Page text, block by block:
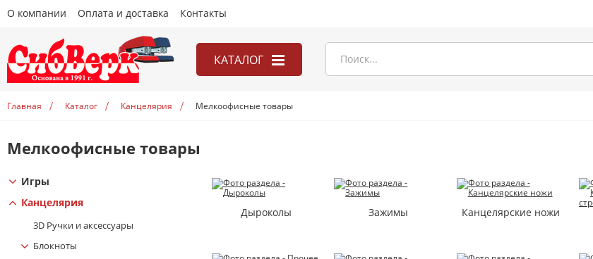
О компании Оплата и доставка Контакты
КАТАЛОГ
Книги
Учебники
Главная Каталог Канцелярия Мелкоофисные товары
Мелкоофисные товары
Игры
Канцелярия
3D Ручки и аксесcуары
Блокноты
Дыроколы Зажимы Канцелярские ножи